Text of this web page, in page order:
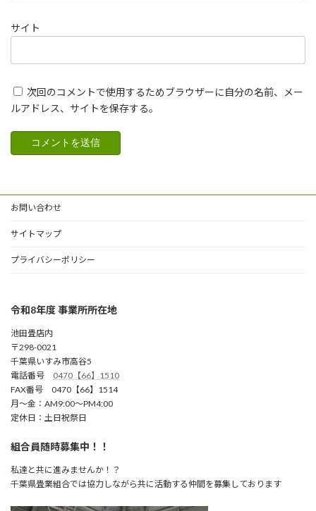
サイト
次回のコメントで使用するためブラウザーに自分の名前、メー
ルアドレス、サイトを保存する。
お問い合わせ
サイトマップ
プライバシーポリシー
令和8年度 事業所所在地
池田畳店内
〒298-0021
千葉県いすみ市高谷5
電話番号 0470【66】1510
FAX番号 0470【66】1514
月～金：AM9:00～PM4:00
定休日：土日祝祭日
組合員随時募集中！！
私達と共に進みませんか！？
千葉県畳業組合では協力しながら共に活動する仲間を募集しております